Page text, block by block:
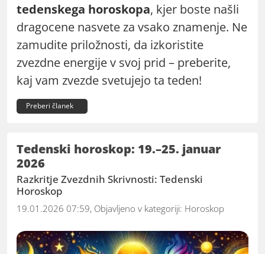
tedenskega horoskopa, kjer boste našli
dragocene nasvete za vsako znamenje. Ne
zamudite priložnosti, da izkoristite
zvezdne energije v svoj prid – preberite,
kaj vam zvezde svetujejo ta teden!
Preberi članek
Tedenski horoskop: 19.–25. januar
2026
Razkritje Zvezdnih Skrivnosti: Tedenski
Horoskop
19.01.2026 07:59, Objavljeno v kategoriji: Horoskop